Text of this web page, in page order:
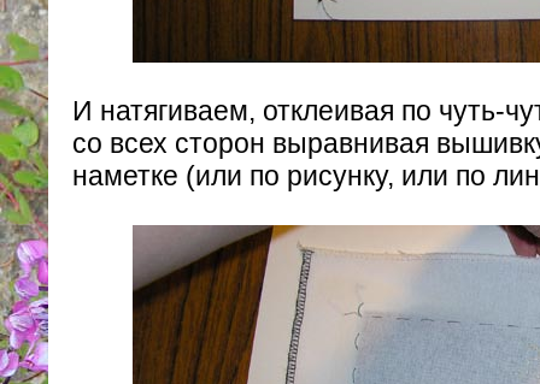
И натягиваем, отклеивая по чуть-
со всех сторон выравнивая
наметке (или по рисунку, или по